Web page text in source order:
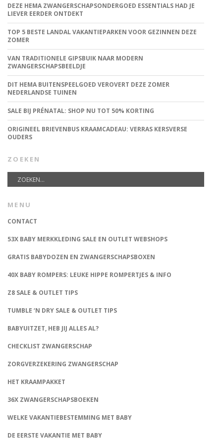
DEZE HEMA ZWANGERSCHAPSONDERGOED ESSENTIALS HAD JE
LIEVER EERDER ONTDEKT
TOP 5 BESTE LANDAL VAKANTIEPARKEN VOOR GEZINNEN DEZE
ZOMER
VAN TRADITIONELE GIPSBUIK NAAR MODERN
ZWANGERSCHAPSBEELDJE
DIT HEMA BUITENSPEELGOED VEROVERT DEZE ZOMER
NEDERLANDSE TUINEN
SALE BIJ PRÉNATAL: SHOP NU TOT 50% KORTING
ORIGINEEL BRIEVENBUS KRAAMCADEAU: VERRAS KERSVERSE
OUDERS
ZOEKEN
MENU
CONTACT
53X BABY MERKKLEDING SALE EN OUTLET WEBSHOPS
GRATIS BABYDOZEN EN ZWANGERSCHAPSBOXEN
40X BABY ROMPERS: LEUKE HIPPE ROMPERTJES & INFO
Z8 SALE & OUTLET TIPS
TUMBLE ‘N DRY SALE & OUTLET TIPS
BABYUITZET, HEB JIJ ALLES AL?
CHECKLIST ZWANGERSCHAP
ZORGVERZEKERING ZWANGERSCHAP
HET KRAAMPAKKET
36X ZWANGERSCHAPSBOEKEN
WELKE VAKANTIEBESTEMMING MET BABY
DE EERSTE VAKANTIE MET BABY